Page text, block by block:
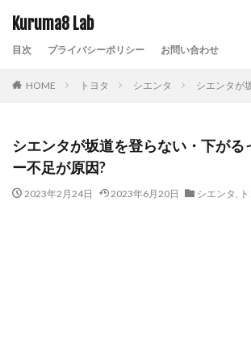
Kuruma8 Lab
目次 プライバシーポリシー お問い合わせ
HOME トヨタ シエンタ シエンタが
シエンタが坂道を登らない・下がる
ー不足が原因?
2023年2月24日 2023年6月20日 シエンタ,